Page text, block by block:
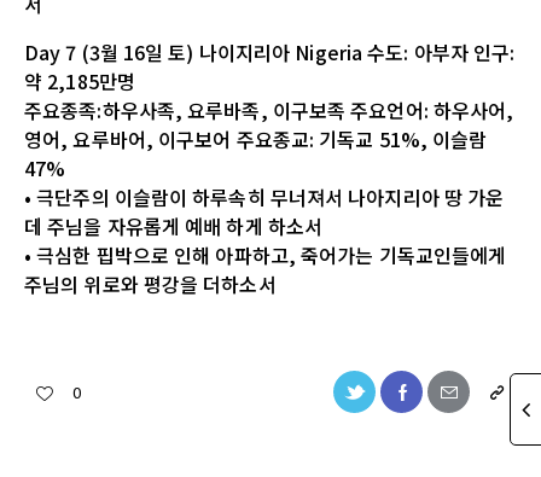
Day 7 (3월 16일 토) 나이지리아 Nigeria 수도: 아부자 인구:
약 2,185만명
주요종족:하우사족, 요루바족, 이구보족 주요언어: 하우사어,
영어, 요루바어, 이구보어 주요종교: 기독교 51%, 이슬람
47%
• 극단주의 이슬람이 하루속히 무너져서 나아지리아 땅 가운
데 주님을 자유롭게 예배 하게 하소서
• 극심한 핍박으로 인해 아파하고, 죽어가는 기독교인들에게
주님의 위로와 평강을 더하소서
0